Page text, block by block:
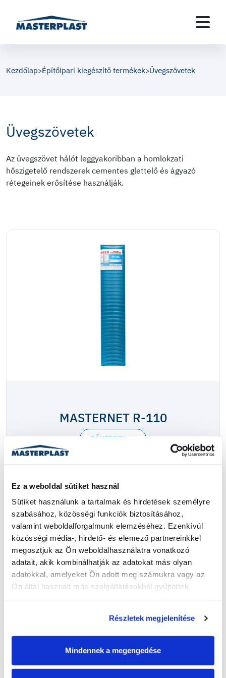
Ez a weboldal sütiket használ
Sütiket használunk a tartalmak és hirdetések személyre
szabásához, közösségi funkciók biztosításához,
valamint weboldalforgalmunk elemzéséhez. Ezenkívül
közösségi média-, hirdető- és elemező partnereinkkel
megosztjuk az Ön weboldalhasználatra vonatkozó
adatait, akik kombinálhatják az adatokat más olyan
adatokkal, amelyeket Ön adott meg számukra vagy az
Ön által használt más szolgáltatásokból gyűjtöttek.
Részletek megjelenítése
Mindennek a megengedése
Kezdőlap>Építőipari kiegészítő termékek>Üvegszövetek
Üvegszövetek
Az üvegszövet hálót leggyakoribban a homlokzati
hőszigetelő rendszerek cementes glettelő és ágyazó
rétegeinek erősítése használják.
MASTERNET R-110
BŐVEBBEN